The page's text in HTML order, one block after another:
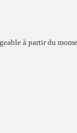
à partir du